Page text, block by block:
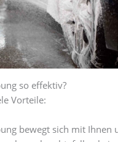
so effektiv?
Vorteile:
bewegt sich mit